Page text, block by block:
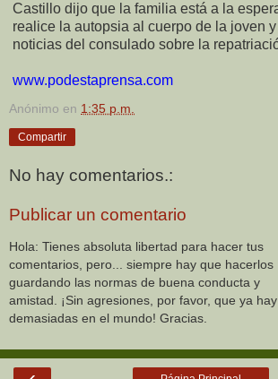
Castillo dijo que la familia está a la
realice la autopsia al cuerpo de la joven
noticias del consulado sobre la
www.podestaprensa.com
Anónimo en 1:35 p.m.
Compartir
No hay comentarios.:
Publicar un comentario
Hola: Tienes absoluta libertad para hacer tus
comentarios, pero... siempre hay que hacerlos
guardando las normas de buena conducta y
amistad. ¡Sin agresiones, por favor, que ya hay
demasiadas en el mundo! Gracias.